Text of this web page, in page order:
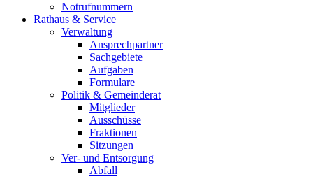
Notrufnummern
Rathaus & Service
Verwaltung
Ansprechpartner
Sachgebiete
Aufgaben
Formulare
Politik & Gemeinderat
Mitglieder
Ausschüsse
Fraktionen
Sitzungen
Ver- und Entsorgung
Abfall